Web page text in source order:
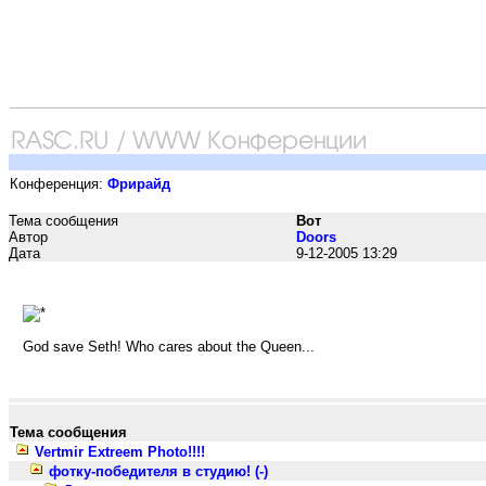
Конференция: Фрирайд
Тема сообщения
Вот
Автор
Doors
Дата
9-12-2005 13:29
God save Seth! Who cares about the Queen...
Тема сообщения
Vertmir Extreem Photo!!!!
фотку-победителя в студию! (-)